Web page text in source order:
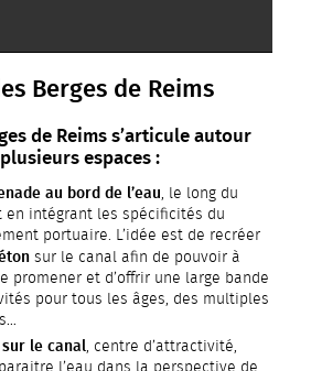
Berges de Reims
de Reims s’articule autour
espaces :
au bord de l’eau , le long du
en intégrant les spécificités du
portuaire. L’idée est de recréer
sur le canal afin de pouvoir à
promener et d’offrir une large bande
pour tous les âges, des multiples
le canal , centre d’attractivité,
l’eau dans la perspective de